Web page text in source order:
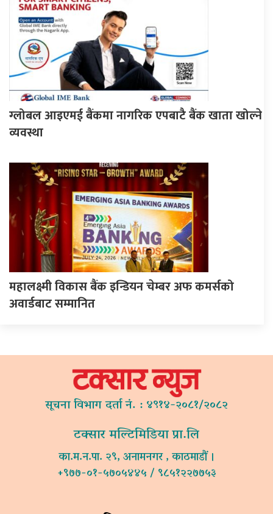
ग्लोबल आइएमई बैंकमा नागरिक एपबाटै बैंक खाता खोल्ने
व्यवस्था
महालक्ष्मी विकास बैंक इन्डियन चेम्बर अफ कमर्सको
अवार्डबाट सम्मानित
सूचना विभाग दर्ता नं. : ४९१४-२०८१/२०८२
टक्सार मल्टिमिडिया प्रा.लि
का.म.न.पा. २९, अनामनगर , काठमाडौं ।
+९७७-०१-५७०५४४५ / ९८५१२२७७५३